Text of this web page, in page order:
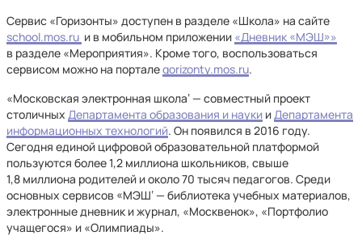
Сервис «Горизонты» доступен в разделе «Школа» на сайте
school.mos.ru и в мобильном приложении «Дневник «МЭШ»»
в разделе «Мероприятия». Кроме того, воспользоваться
сервисом можно на порталеgorizonty.mos.ru.
«Московская электронная школа‘ — совместный проект
столичных Департамента образования и науки иДепартамента
информационных технологий. Он появился в 2016 году.
Сегодня единой цифровой образовательной платформой
пользуются более 1,2 миллиона школьников, свыше
1,8 миллиона родителей и около 70 тысяч педагогов. Среди
основных сервисов «МЭШ‘ — библиотека учебных материалов,
электронные дневник и журнал, «Москвенок», «Портфолио
учащегося» и «Олимпиады».